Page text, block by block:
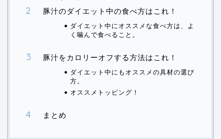
豚汁のダイエット中の食べ方はこれ！
ダイエット中にオススメな食べ方は、よ
く噛んで食べること。
豚汁をカロリーオフする方法はこれ！
ダイエット中にもオススメの具材の選び
方。
オススメトッピング！
まとめ